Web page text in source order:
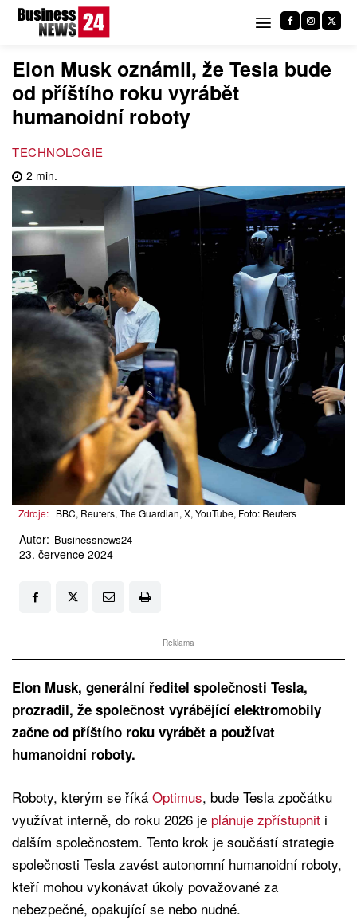
Elon Musk oznámil, že Tesla bude
od příštího roku vyrábět
humanoidní roboty
TECHNOLOGIE
2 min.
Zdroje: BBC, Reuters, The Guardian, X, YouTube, Foto: Reuters
Autor: Businessnews24
23. července 2024
Reklama
Elon Musk, generální ředitel společnosti Tesla,
prozradil, že společnost vyrábějící elektromobily
začne od příštího roku vyrábět a používat
humanoidní roboty.
Roboty, kterým se říká Optimus, bude Tesla zpočátku
využívat interně, do roku 2026 je plánuje zpřístupnit i
dalším společnostem. Tento krok je součástí strategie
společnosti Tesla zavést autonomní humanoidní roboty,
kteří mohou vykonávat úkoly považované za
nebezpečné, opakující se nebo nudné.